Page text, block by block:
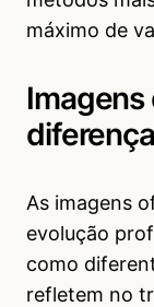
máximo de
Imagens
As imagens
evolução
como
refletem no